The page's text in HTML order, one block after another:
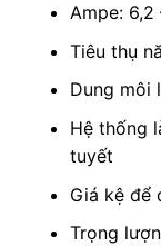
Ampe: 6,2
Tiêu thụ
Dung môi
Hệ thống
tuyết
Giá kệ để
Trọng